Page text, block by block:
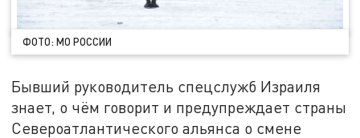
ФОТО: МО РОССИИ
Бывший руководитель спецслужб Израиля
знает, о чём говорит и предупреждает страны
Североатлантического альянса о смене